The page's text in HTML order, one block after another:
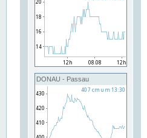
DONAU - Passau